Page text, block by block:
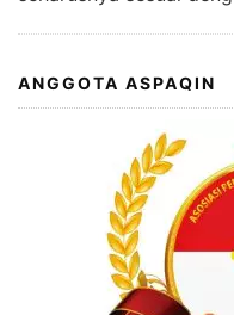
ANGGOTA ASPAQIN